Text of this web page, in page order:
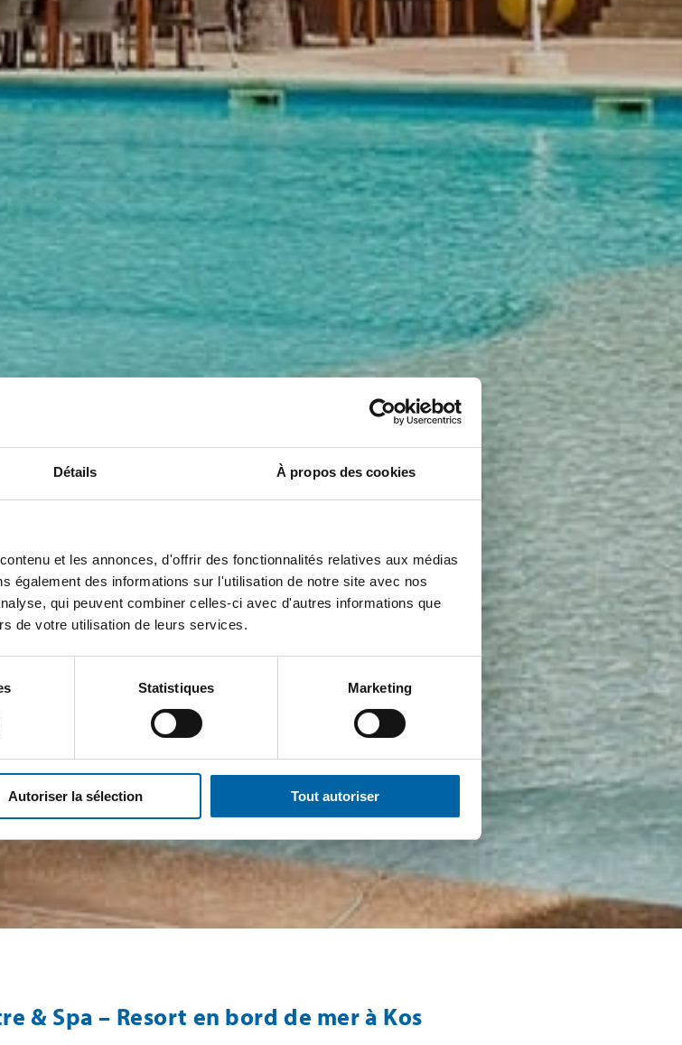
Détails À propos des cookies
et les annonces, d'offrir des fonctionnalités relatives aux médias
également des informations sur l'utilisation de notre site avec nos
qui peuvent combiner celles-ci avec d'autres informations que
de votre utilisation de leurs services.
Statistiques Marketing
Autoriser la sélection Tout autoriser
& Spa – Resort en bord de mer à Kos